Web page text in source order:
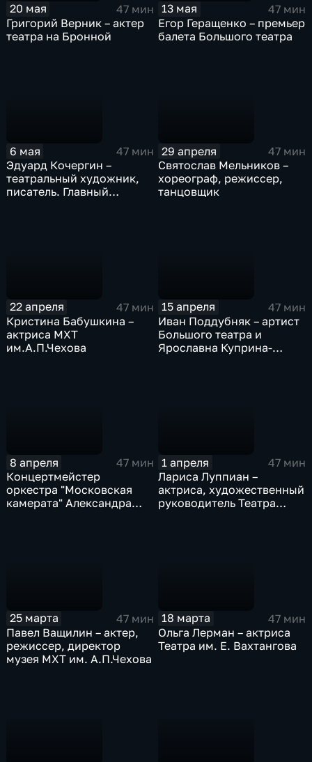
20 мая
47 мин
Григорий Верник – актер
театра на Бронной
13 мая
47 мин
Егор Геращенко – премьер
балета Большого театра
6 мая
47 мин
Эдуард Кочергин –
театральный художник,
писатель. Главный
29 апреля
47 мин
Святослав Мельников –
хореограф, режиссер,
танцовщик
22 апреля
47 мин
Кристина Бабушкина –
актриса МХТ
им.А.П.Чехова
15 апреля
47 мин
Иван Поддубняк – артист
Большого театра и
Ярославна Куприна-
8 апреля
47 мин
Концертмейстер
оркестра "Московская
камерата" Александра
1 апреля
47 мин
Лариса Луппиан –
актриса, художественный
руководитель Театра
25 марта
47 мин
Павел Ващилин – актер,
режиссер, директор
музея МХТ им. А.П.Чехова
18 марта
47 мин
Ольга Лерман – актриса
Театра им. Е. Вахтангова